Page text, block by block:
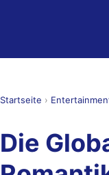
Startseite ›
Die